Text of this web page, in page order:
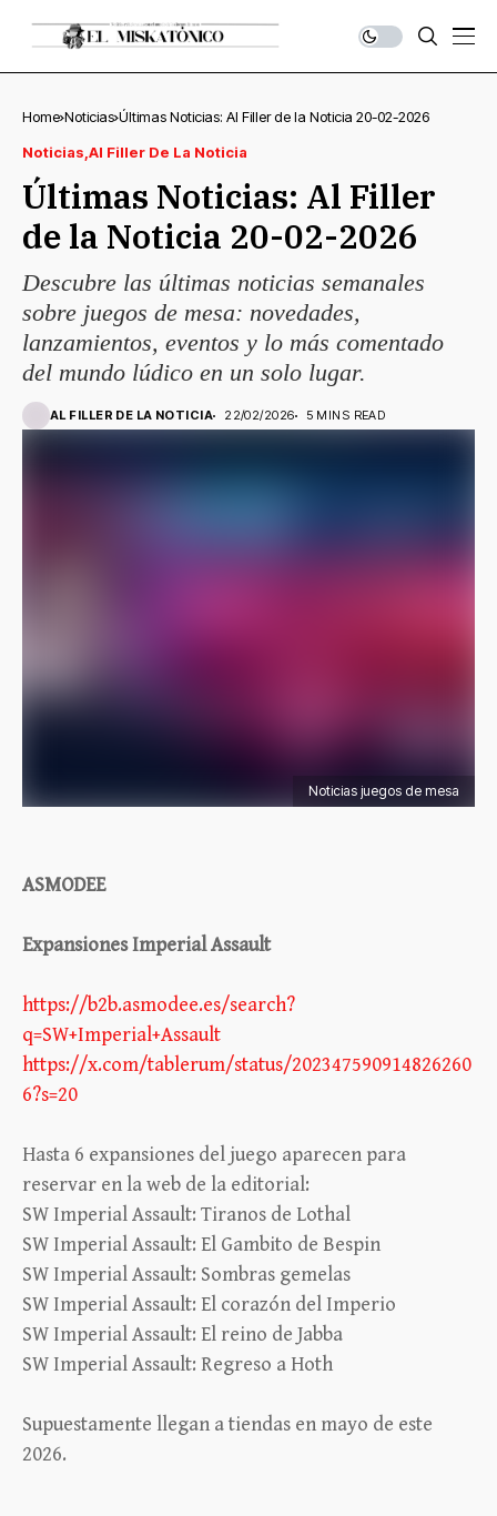
Home Noticias Últimas Noticias: Al Filler de la Noticia 20-02-2026
Noticias Al Filler De La Noticia
Últimas Noticias: Al Filler
de la Noticia 20-02-2026
Descubre las últimas noticias semanales
sobre juegos de mesa: novedades,
lanzamientos, eventos y lo más comentado
del mundo lúdico en un solo lugar.
AL FILLER DE LA NOTICIA 22/02/2026 5 MINS READ
Noticias juegos de mesa
ASMODEE
Expansiones Imperial Assault
https://b2b.asmodee.es/search?
q=SW+Imperial+Assault
https://x.com/tablerum/status/202347590914826260
6?s=20
Hasta 6 expansiones del juego aparecen para
reservar en la web de la editorial:
SW Imperial Assault: Tiranos de Lothal
SW Imperial Assault: El Gambito de Bespin
SW Imperial Assault: Sombras gemelas
SW Imperial Assault: El corazón del Imperio
SW Imperial Assault: El reino de Jabba
SW Imperial Assault: Regreso a Hoth
Supuestamente llegan a tiendas en mayo de este
2026.